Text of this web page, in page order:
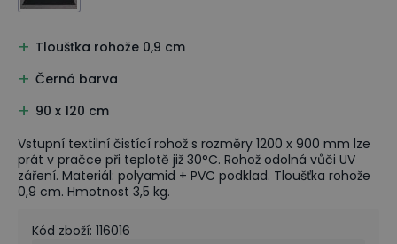
Tloušťka rohože 0,9 cm
Černá barva
90 x 120 cm
Vstupní textilní čistící rohož s rozměry 1200 x 900 mm lze
prát v pračce při teplotě již 30°C. Rohož odolná vůči UV
záření. Materiál: polyamid + PVC podklad. Tloušťka rohože
0,9 cm. Hmotnost 3,5 kg.
Kód zboží: 116016